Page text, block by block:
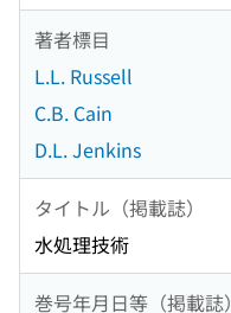
著者標目
L.L. Russell
C.B. Cain
D.L. Jenkins
タイトル（掲載誌）
水処理技術
巻号年月日等（掲載誌）